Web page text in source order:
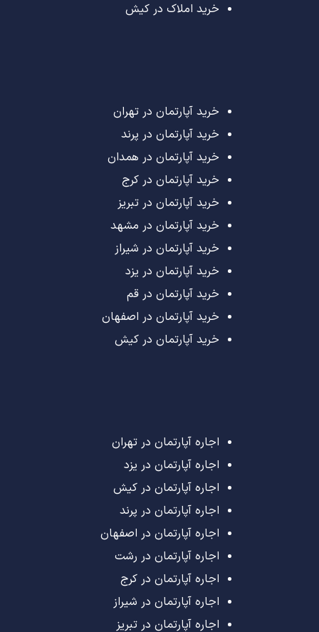
خرید املاک در کیش
خرید آپارتمان در تهران
خرید آپارتمان در پرند
خرید آپارتمان در همدان
خرید آپارتمان در کرج
خرید آپارتمان در تبریز
خرید آپارتمان در مشهد
خرید آپارتمان در شیراز
خرید آپارتمان در یزد
خرید آپارتمان در قم
خرید آپارتمان در اصفهان
خرید آپارتمان در کیش
اجاره آپارتمان در تهران
اجاره آپارتمان در یزد
اجاره آپارتمان در کیش
اجاره آپارتمان در پرند
اجاره آپارتمان در اصفهان
اجاره آپارتمان در رشت
اجاره آپارتمان در کرج
اجاره آپارتمان در شیراز
اجاره آپارتمان در تبریز